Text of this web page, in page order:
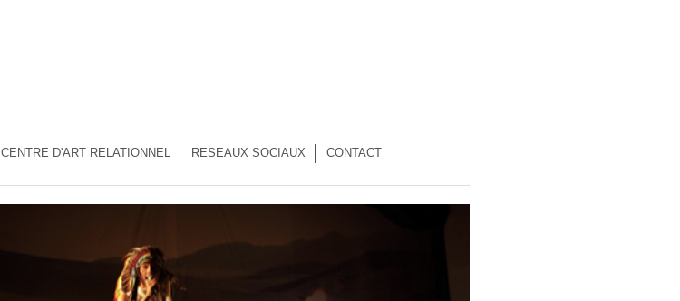
CENTRE D'ART RELATIONNEL RESEAUX SOCIAUX CONTACT